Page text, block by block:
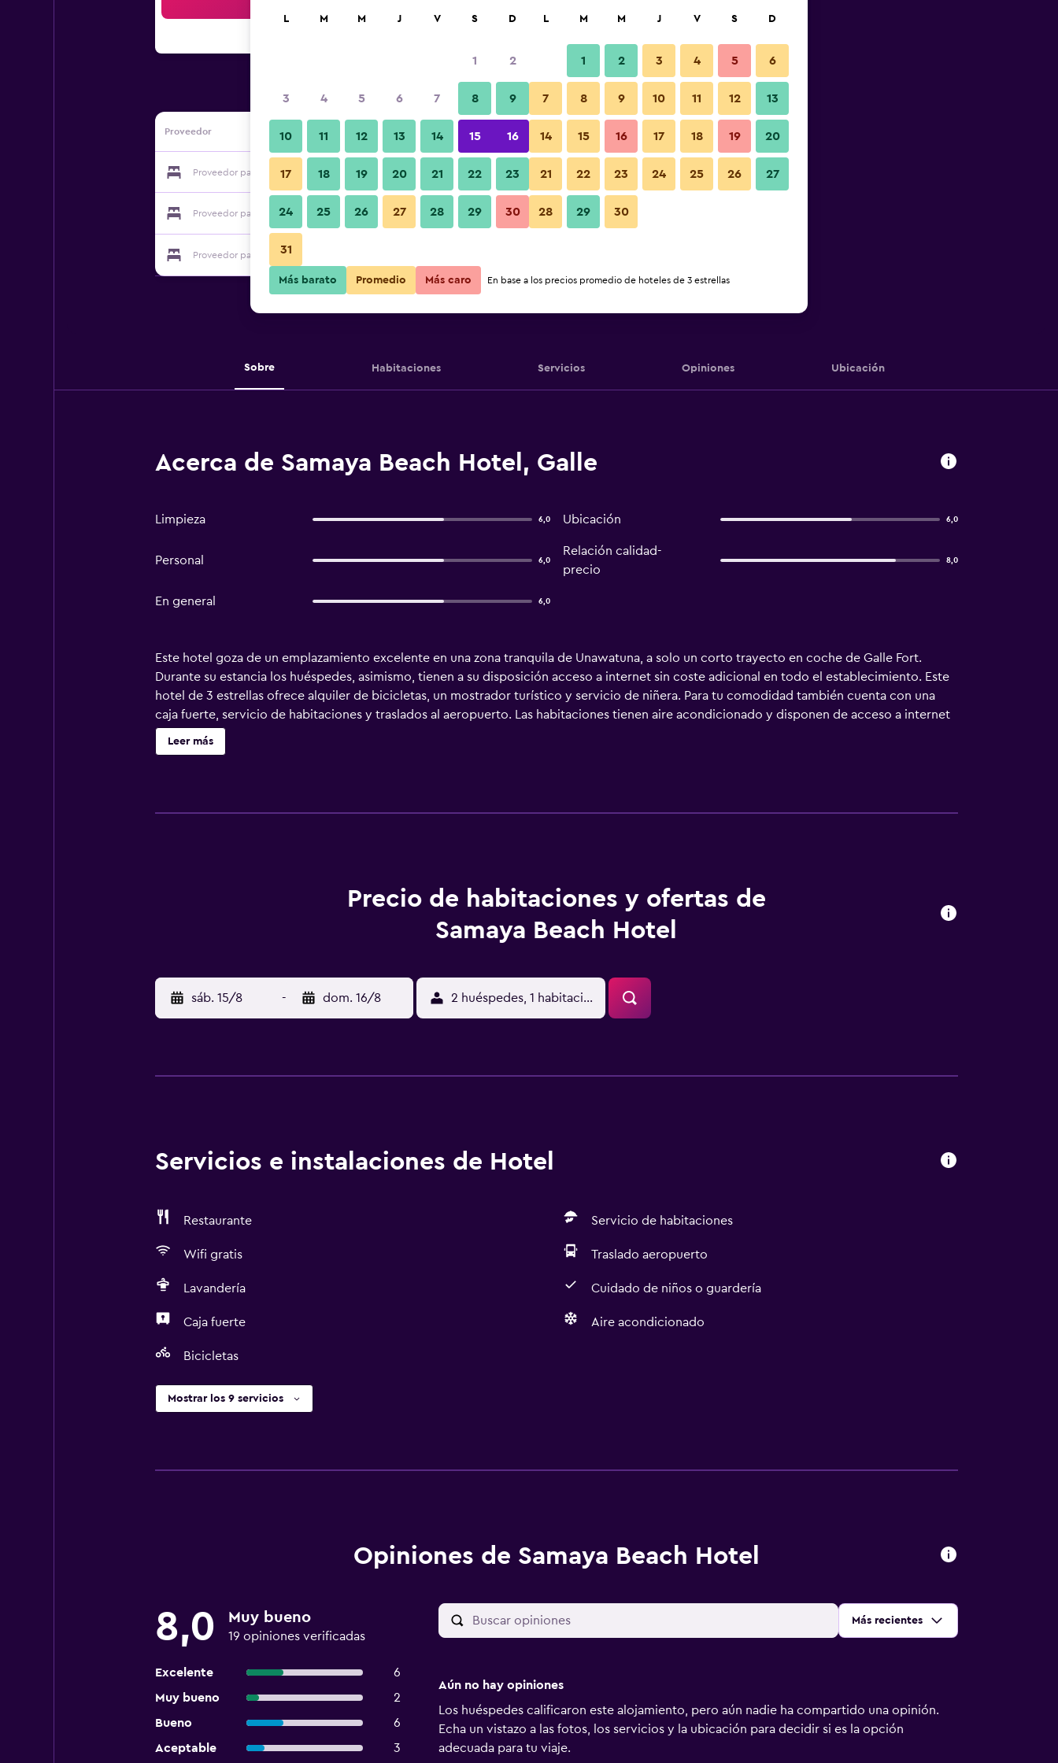
Proveedor
Proveedor para Samaya Beach Hotel Ver precios
Proveedor para Samaya Beach Hotel Ver precios
Proveedor para Samaya Beach Hotel
Sobre Habitaciones Servicios Opiniones Ubicación
Acerca de Samaya Beach Hotel, Galle
Limpieza 6,0 Ubicación 6,0
Personal 6,0
Relación calidad-
precio
8,0
En general 6,0
Este hotel goza de un emplazamiento excelente en una zona tranquila de Unawatuna, a solo un corto trayecto en coche de Galle Fort.
Durante su estancia los huéspedes, asimismo, tienen a su disposición acceso a internet sin coste adicional en todo el establecimiento. Este
hotel de 3 estrellas ofrece alquiler de bicicletas, un mostrador turístico y servicio de niñera. Para tu comodidad también cuenta con una
caja fuerte, servicio de habitaciones y traslados al aeropuerto. Las habitaciones tienen aire acondicionado y disponen de acceso a internet
en las habitaciones y un ventilador de techo. Los huéspedes pueden vivir una experiencia culinaria única en el restaurante del
establecimiento, que es una alternativa ideal para aquellos que prefieren no tener que salir a la hora de comer o cenar. SLAF Koggala se
Leer más
Precio de habitaciones y ofertas de
Samaya Beach Hotel
sáb. 15/8 - dom. 16/8 2 huéspedes, 1 habitación
Servicios e instalaciones de Hotel
Restaurante Servicio de habitaciones
Wifi gratis Traslado aeropuerto
Lavandería Cuidado de niños o guardería
Caja fuerte Aire acondicionado
Bicicletas
Mostrar los 9 servicios
Opiniones de Samaya Beach Hotel
8,0 Muy bueno
19 opiniones verificadas
Excelente
6
Muy bueno
2
Bueno
6
Aceptable
3
Ordenar por:
Más recientes
Aún no hay opiniones
Los huéspedes calificaron este alojamiento, pero aún nadie ha compartido una opinión.
Echa un vistazo a las fotos, los servicios y la ubicación para decidir si es la opción
adecuada para tu viaje.
L M M J V S D
1 2
3 4 5 6 7 8 9
10 11 12 13 14 15 16
17 18 19 20 21 22 23
24 25 26 27 28 29 30
31
L M M J V S D
1 2 3 4 5 6
7 8 9 10 11 12 13
14 15 16 17 18 19 20
21 22 23 24 25 26 27
28 29 30
Más barato Promedio Más caro En base a los precios promedio de hoteles de 3 estrellas